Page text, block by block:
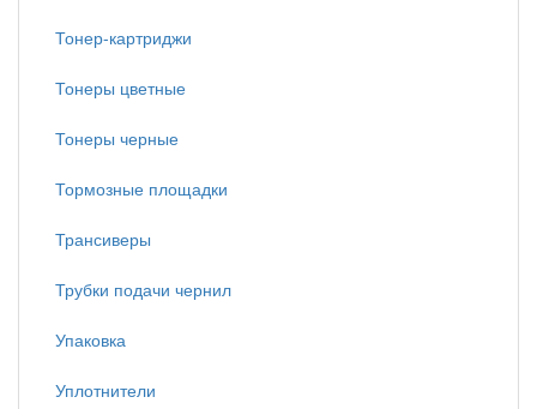
Тонер-картриджи
Тонеры цветные
Тонеры черные
Тормозные площадки
Трансиверы
Трубки подачи чернил
Упаковка
Уплотнители